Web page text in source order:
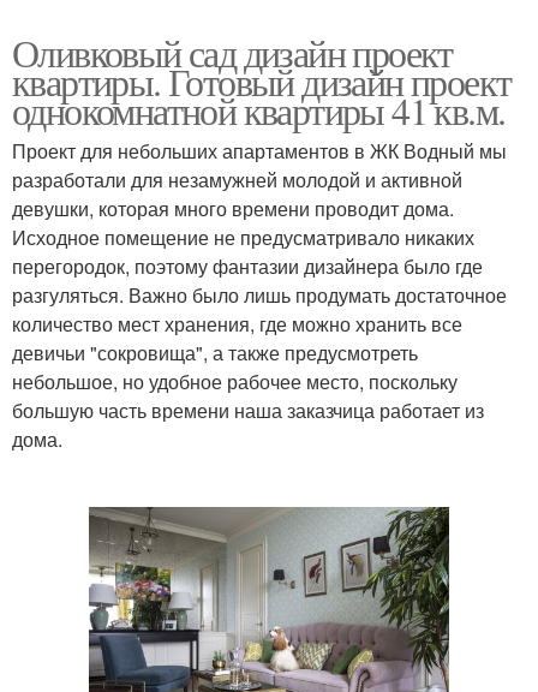
Оливковый сад дизайн проект
квартиры. Готовый дизайн проект
однокомнатной квартиры 41 кв.м.
Проект для небольших апартаментов в ЖК Водный мы
разработали для незамужней молодой и активной
девушки, которая много времени проводит дома.
Исходное помещение не предусматривало никаких
перегородок, поэтому фантазии дизайнера было где
разгуляться. Важно было лишь продумать достаточное
количество мест хранения, где можно хранить все
девичьи "сокровища", а также предусмотреть
небольшое, но удобное рабочее место, поскольку
большую часть времени наша заказчица работает из
дома.